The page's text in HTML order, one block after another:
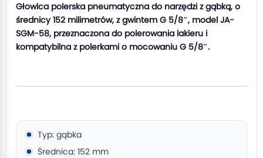
Głowica polerska pneumatyczna do narzędzi z gąbką, o
średnicy 152 milimetrów, z gwintem G 5/8″, model JA-
SGM-58, przeznaczona do polerowania lakieru i
kompatybilna z polerkami o mocowaniu G 5/8″.
Typ: gąbka
Średnica: 152 mm